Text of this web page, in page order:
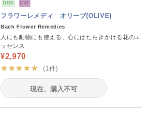
DOG CAT
フラワーレメディ オリーブ(OLIVE)
Bach Flower Remedies
人にも動物にも使える、心にはたらきかける花のエ
ッセンス
¥2,970
★★★★★
(1件)
現在、購入不可